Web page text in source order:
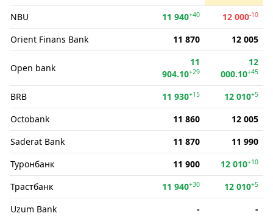
NBU
11 940+40 12 000-10
Orient Finans Bank 11 870 12 005
Open bank
11
904.10+29
12
000.10+45
BRB 11 930+15 12 010+5
Octobank 11 860
12 005
Saderat Bank
11 870
11 990
Туронбанк
11 900 12 010+10
Трастбанк 11 940+30 12 010+5
Uzum Bank -
-